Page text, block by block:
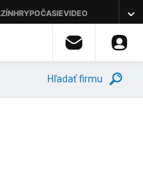
Hľadať firmu